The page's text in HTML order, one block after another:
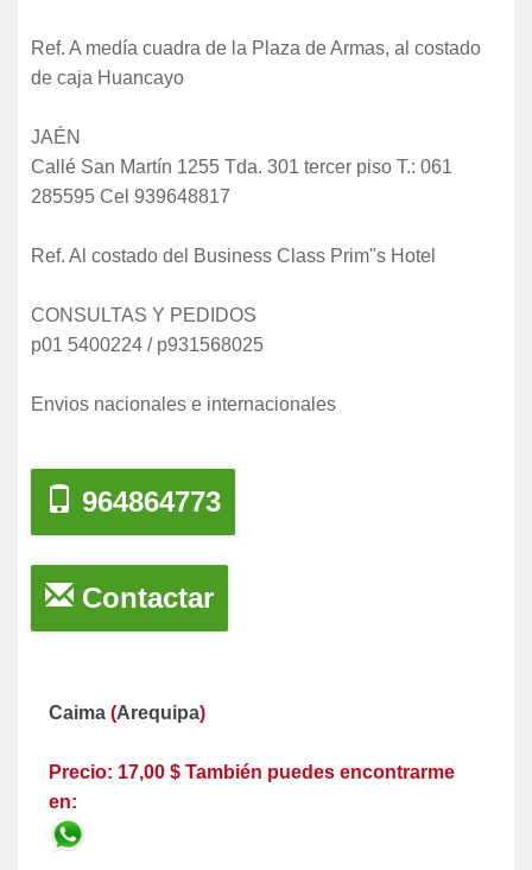
Ref. A medía cuadra de la Plaza de Armas, al costado
de caja Huancayo
JAÉN
Callé San Martín 1255 Tda. 301 tercer piso T.: 061
285595 Cel 939648817
Ref. Al costado del Business Class Prim"s Hotel
CONSULTAS Y PEDIDOS
p01 5400224 / p931568025
Envios nacionales e internacionales
964864773
Contactar
Caima (Arequipa)
Precio: 17,00 $ También puedes encontrarme
en: